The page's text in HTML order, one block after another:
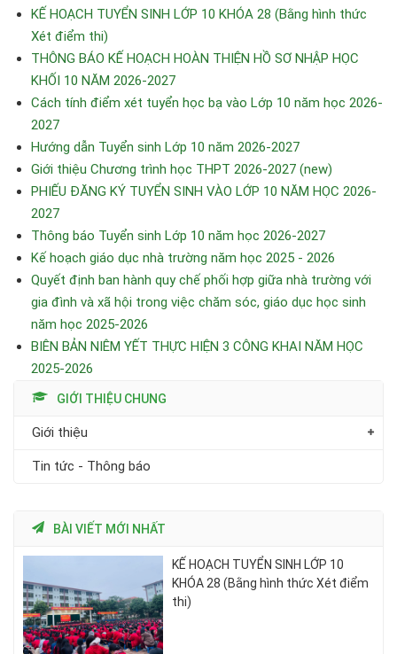
KẾ HOẠCH TUYỂN SINH LỚP 10 KHÓA 28 (Bằng hình thức
Xét điểm thi)
THÔNG BÁO KẾ HOẠCH HOÀN THIỆN HỒ SƠ NHẬP HỌC
KHỐI 10 NĂM 2026-2027
Cách tính điểm xét tuyển học bạ vào Lớp 10 năm học 2026-
2027
Hướng dẫn Tuyển sinh Lớp 10 năm 2026-2027
Giới thiệu Chương trình học THPT 2026-2027 (new)
PHIẾU ĐĂNG KÝ TUYỂN SINH VÀO LỚP 10 NĂM HỌC 2026-
2027
Thông báo Tuyển sinh Lớp 10 năm học 2026-2027
Kế hoạch giáo dục nhà trường năm học 2025 - 2026
Quyết định ban hành quy chế phối hợp giữa nhà trường với
gia đình và xã hội trong việc chăm sóc, giáo dục học sinh
năm học 2025-2026
BIÊN BẢN NIÊM YẾT THỰC HIỆN 3 CÔNG KHAI NĂM HỌC
2025-2026
GIỚI THIỆU CHUNG
Giới thiệu
Tin tức - Thông báo
BÀI VIẾT MỚI NHẤT
KẾ HOẠCH TUYỂN SINH LỚP 10
KHÓA 28 (Bằng hình thức Xét điểm
thi)